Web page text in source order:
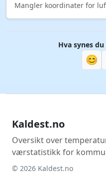
Mangler koordinater for
Hva synes
😊
Kaldest.no
Oversikt over
værstatistikk for
© 2026 Kaldest.no